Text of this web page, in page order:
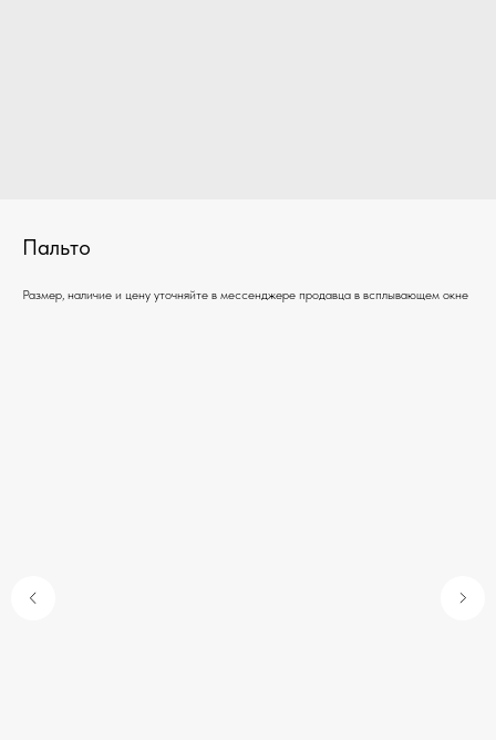
Пальто
Размер, наличие и цену уточняйте в мессенджере продавца в всплывающем окне